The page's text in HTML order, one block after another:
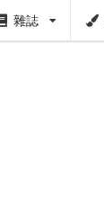
雜誌